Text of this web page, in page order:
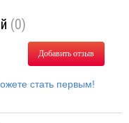
(0)
Добавить отзыв
стать первым!